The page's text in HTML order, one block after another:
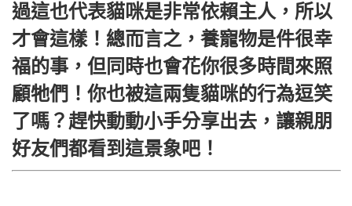
過這也代表貓咪是非常依賴主人，所以
才會這樣！總而言之，養寵物是件很幸
福的事，但同時也會花你很多時間來照
顧牠們！你也被這兩隻貓咪的行為逗笑
了嗎？趕快動動小手分享出去，讓親朋
好友們都看到這景象吧！